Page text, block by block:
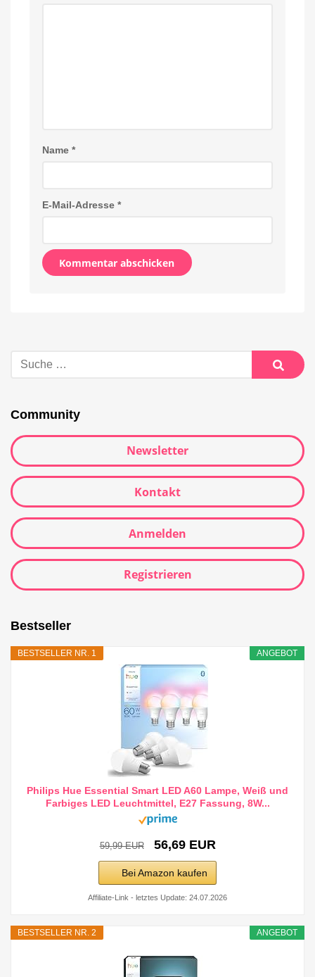
Name *
E-Mail-Adresse *
nach:
Suche
Community
Newsletter
Kontakt
Anmelden
Registrieren
Bestseller
ANGEBOT
BESTSELLER NR. 1
Philips Hue Essential Smart LED A60 Lampe, Weiß und
Farbiges LED Leuchtmittel, E27 Fassung, 8W...
59,99 EUR 56,69 EUR
Bei Amazon kaufen
Affiliate-Link - letztes Update: 24.07.2026
ANGEBOT
BESTSELLER NR. 2